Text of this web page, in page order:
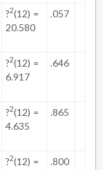
?2(12) =
20.580
.057
?2(12) =
6.917
.646
?2(12) =
4.635
.865
?2(12) =
.800